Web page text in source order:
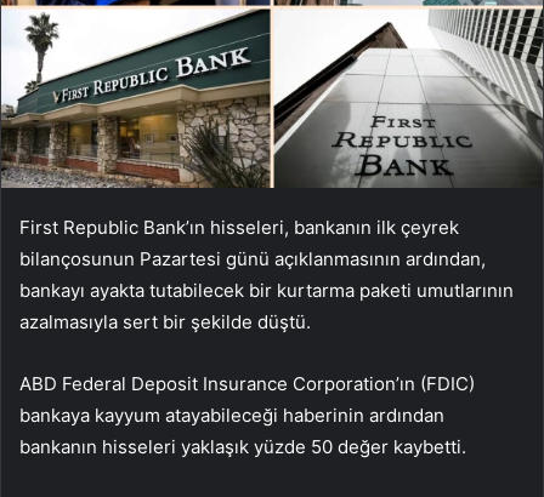
First Republic Bank’ın hisseleri, bankanın ilk çeyrek
bilançosunun Pazartesi günü açıklanmasının ardından,
bankayı ayakta tutabilecek bir kurtarma paketi umutlarının
azalmasıyla sert bir şekilde düştü.
ABD Federal Deposit Insurance Corporation’ın (FDIC)
bankaya kayyum atayabileceği haberinin ardından
bankanın hisseleri yaklaşık yüzde 50 değer kaybetti.